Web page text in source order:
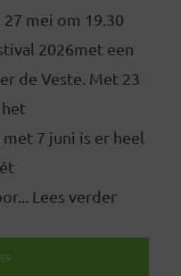
mei om 19.30
2026met een
de Veste. Met 23
7 juni is er heel
Lees verder